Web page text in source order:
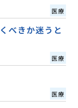
医療
べきか迷うと
医療
医療